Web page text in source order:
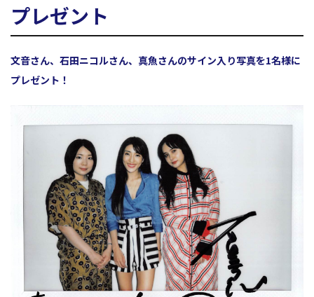
プレゼント
文音さん、石田ニコルさん、真魚さんのサイン入り写真を1名様に
プレゼント！